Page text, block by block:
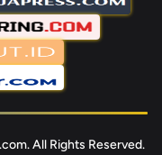
All Rights Reserved.